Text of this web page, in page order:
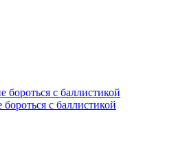
с баллистикой